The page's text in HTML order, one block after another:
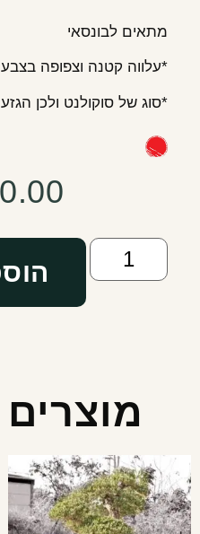
מתאים לבונסאי
*עלווה קטנה וצפופה בצבע
*סוג של סוקולנט ולכן